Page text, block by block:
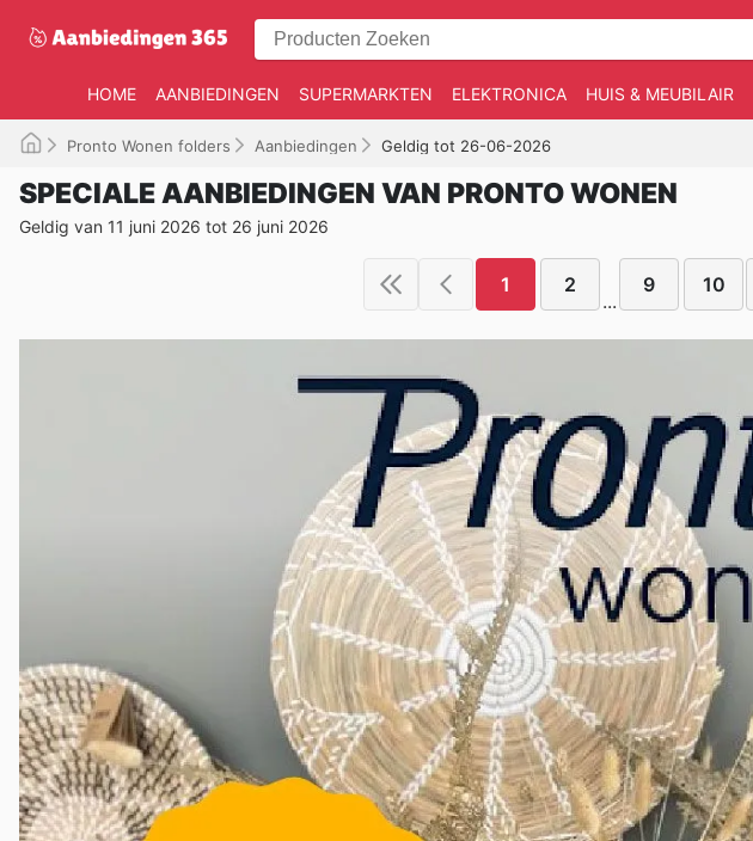
HOME AANBIEDINGEN SUPERMARKTEN ELEKTRONICA HUIS & MEUBILAIR
Pronto Wonen folders Aanbiedingen Geldig tot 26-06-2026
SPECIALE AANBIEDINGEN VAN PRONTO WONEN
Geldig van 11 juni 2026 tot 26 juni 2026
1 2
...
9 10